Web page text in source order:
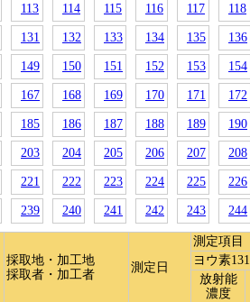
113 114 115 116 117 118
131 132 133 134 135 136
149 150 151 152 153 154
167 168 169 170 171 172
185 186 187 188 189 190
203 204 205 206 207 208
221 222 223 224 225 226
239 240 241 242 243 244
採取地・加工地
採取者・加工者
測定日
測定項目
ヨウ素131
放射能
濃度